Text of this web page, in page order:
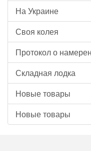
На Украине
Своя колея
Протокол о
Складная лодка
Новые товары
Новые товары